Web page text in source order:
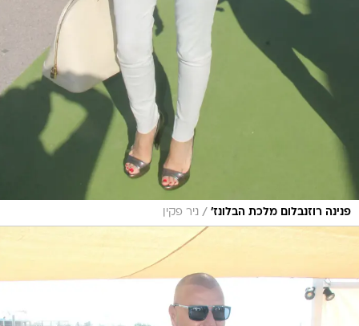
פנינה רוזנבלום מלכת הבלונז' / ניר פקין